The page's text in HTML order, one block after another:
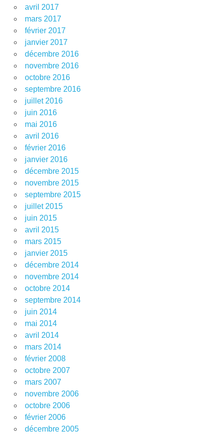
avril 2017
mars 2017
février 2017
janvier 2017
décembre 2016
novembre 2016
octobre 2016
septembre 2016
juillet 2016
juin 2016
mai 2016
avril 2016
février 2016
janvier 2016
décembre 2015
novembre 2015
septembre 2015
juillet 2015
juin 2015
avril 2015
mars 2015
janvier 2015
décembre 2014
novembre 2014
octobre 2014
septembre 2014
juin 2014
mai 2014
avril 2014
mars 2014
février 2008
octobre 2007
mars 2007
novembre 2006
octobre 2006
février 2006
décembre 2005